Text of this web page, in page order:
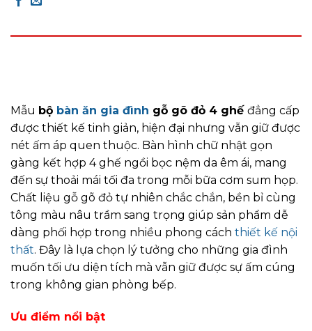
Mẫu bộ bàn ăn gia đình gỗ gõ đỏ 4 ghế đẳng cấp
được thiết kế tinh giản, hiện đại nhưng vẫn giữ được
nét ấm áp quen thuộc. Bàn hình chữ nhật gọn
gàng kết hợp 4 ghế ngồi bọc nệm da êm ái, mang
đến sự thoải mái tối đa trong mỗi bữa cơm sum họp.
Chất liệu gỗ gõ đỏ tự nhiên chắc chắn, bền bỉ cùng
tông màu nâu trầm sang trọng giúp sản phẩm dễ
dàng phối hợp trong nhiều phong cách thiết kế nội
thất. Đây là lựa chọn lý tưởng cho những gia đình
muốn tối ưu diện tích mà vẫn giữ được sự ấm cúng
trong không gian phòng bếp.
Ưu điểm nổi bật